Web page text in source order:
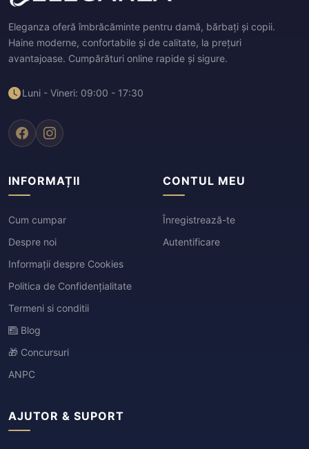
Eleganza oferă îmbrăcăminte pentru damă, bărbați și copii.
Haine moderne, confortabile și de calitate, la prețuri
avantajoase. Cumpărături online rapide și sigure.
Luni - Vineri: 09:00 - 17:30
INFORMAȚII
Cum cumpar
Despre noi
Informații despre Cookies
Politica de Confidențialitate
Termeni si conditii
Blog
🎁 Concursuri
ANPC
CONTUL MEU
Înregistrează-te
Autentificare
AJUTOR & SUPORT